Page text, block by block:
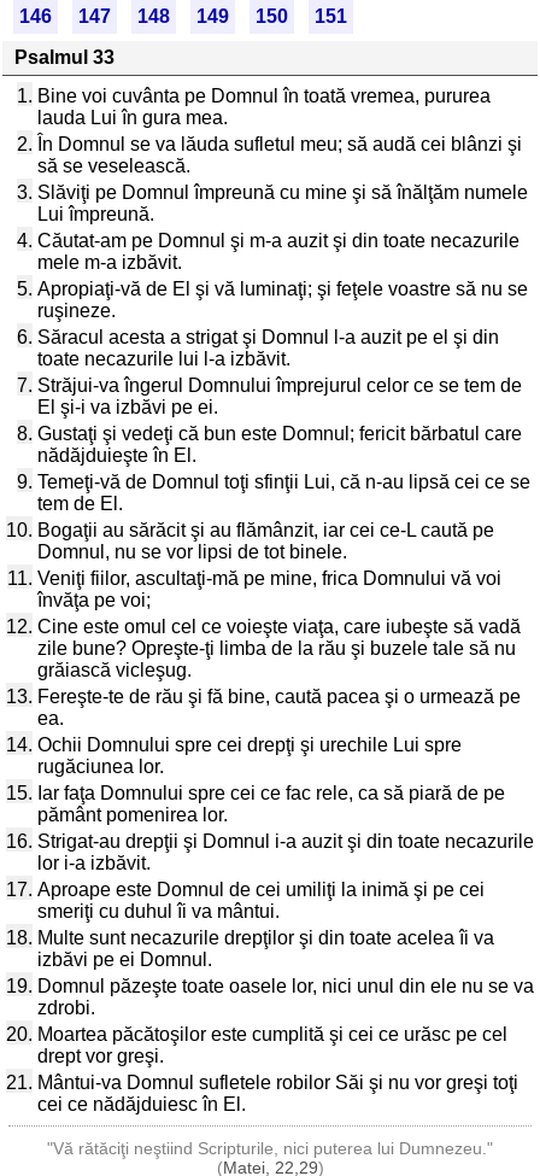
146 147 148 149 150
151
Psalmul 33
1. Bine voi cuvânta pe Domnul în toată vremea, pururea
lauda Lui în gura mea.
2. În Domnul se va lăuda sufletul meu; să audă cei blânzi şi
să se veselească.
3. Slăviţi pe Domnul împreună cu mine şi să înălţăm numele
Lui împreună.
4. Căutat-am pe Domnul şi m-a auzit şi din toate necazurile
mele m-a izbăvit.
5. Apropiaţi-vă de El şi vă luminaţi; şi feţele voastre să nu se
ruşineze.
6. Săracul acesta a strigat şi Domnul l-a auzit pe el şi din
toate necazurile lui l-a izbăvit.
7. Străjui-va îngerul Domnului împrejurul celor ce se tem de
El şi-i va izbăvi pe ei.
8. Gustaţi şi vedeţi că bun este Domnul; fericit bărbatul care
nădăjduieşte în El.
9. Temeţi-vă de Domnul toţi sfinţii Lui, că n-au lipsă cei ce se
tem de El.
10. Bogaţii au sărăcit şi au flămânzit, iar cei ce-L caută pe
Domnul, nu se vor lipsi de tot binele.
11. Veniţi fiilor, ascultaţi-mă pe mine, frica Domnului vă voi
învăţa pe voi;
12. Cine este omul cel ce voieşte viaţa, care iubeşte să vadă
zile bune? Opreşte-ţi limba de la rău şi buzele tale să nu
grăiască vicleşug.
13. Fereşte-te de rău şi fă bine, caută pacea şi o urmează pe
ea.
14. Ochii Domnului spre cei drepţi şi urechile Lui spre
rugăciunea lor.
15. Iar faţa Domnului spre cei ce fac rele, ca să piară de pe
pământ pomenirea lor.
16. Strigat-au drepţii şi Domnul i-a auzit şi din toate necazurile
lor i-a izbăvit.
17. Aproape este Domnul de cei umiliţi la inimă şi pe cei
smeriţi cu duhul îi va mântui.
18. Multe sunt necazurile drepţilor şi din toate acelea îi va
izbăvi pe ei Domnul.
19. Domnul păzeşte toate oasele lor, nici unul din ele nu se va
zdrobi.
20. Moartea păcătoşilor este cumplită şi cei ce urăsc pe cel
drept vor greşi.
21. Mântui-va Domnul sufletele robilor Săi şi nu vor greşi toţi
cei ce nădăjduiesc în El.
"Vă rătăciţi neştiind Scripturile, nici puterea lui Dumnezeu."
(Matei, 22,29)